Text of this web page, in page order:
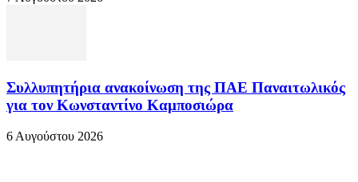
Συλλυπητήρια ανακοίνωση της ΠΑΕ Παναιτωλικός
για τον Κωνσταντίνο Καμποσιώρα
6 Αυγούστου 2026